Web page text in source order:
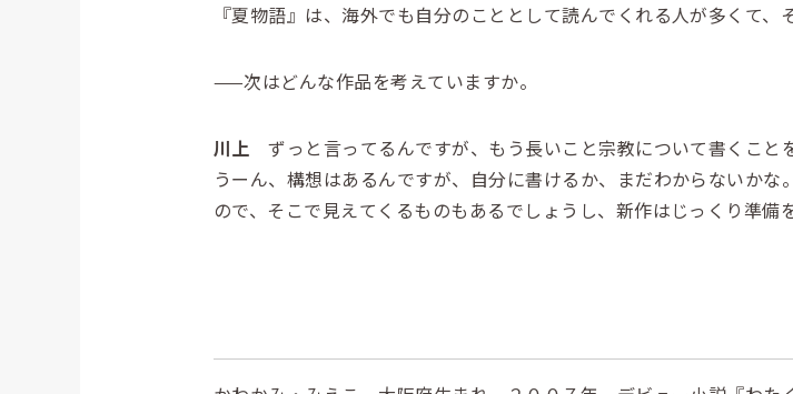
『夏物語』は、海外でも自分のこととして読んでくれる人が多くて、
——次はどんな作品を考えていますか。
川上 ずっと言ってるんですが、もう長いこと宗教について書くこ
うーん、構想はあるんですが、自分に書けるか、まだわからないか
ので、そこで見えてくるものもあるでしょうし、新作はじっくり準備